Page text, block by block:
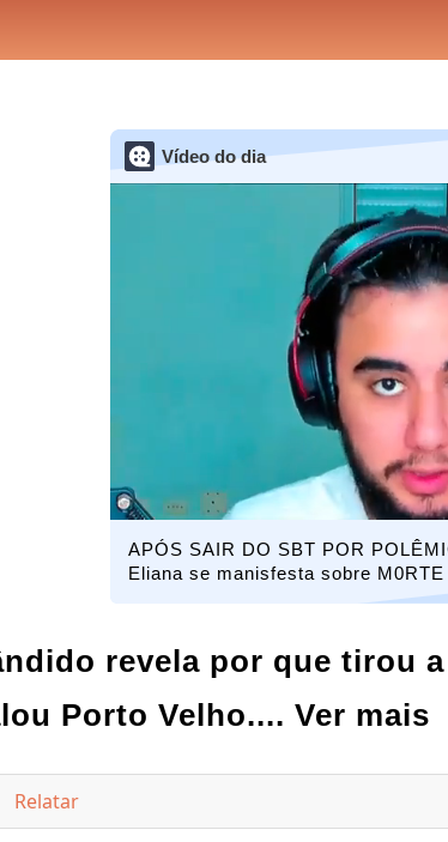
Vídeo do dia
APÓS SAIR DO SBT POR
Eliana se manisfesta sobre
revela por que tirou
Porto Velho.... Ver mais
Relatar